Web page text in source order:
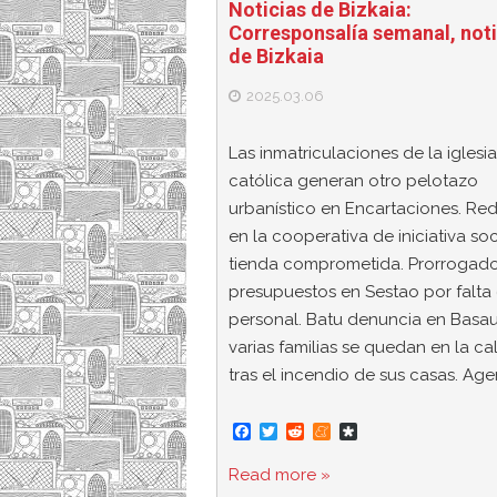
Noticias de Bizkaia:
Corresponsalía semanal,
de Bizkaia
2025.03.06
Las inmatriculaciones de la iglesia
católica generan otro pelotazo
urbanístico en Encartaciones.
en la cooperativa de iniciativa
tienda comprometida.
presupuestos en Sestao por falta
personal. Batu denuncia en
varias familias se quedan en la
tras el incendio de sus casas.
F
c
e
T
i
t
R
d
d
M
Read more »